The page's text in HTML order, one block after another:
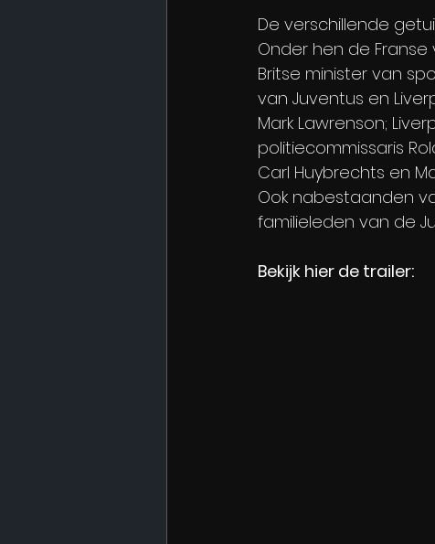
De verschillende
Onder hen de
Britse minister van
van Juventus en
Mark Lawrenson;
politiecommissaris
Carl Huybrechts en
Ook nabestaanden
familieleden van de
Bekijk hier de trailer: